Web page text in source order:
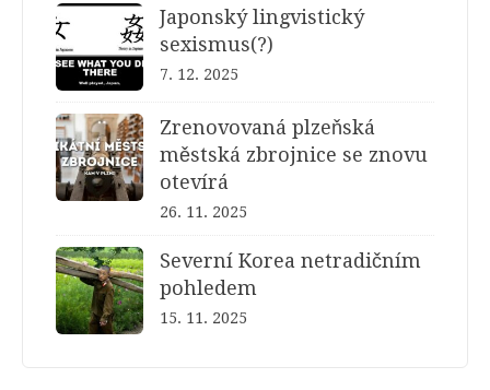
Japonský lingvistický
sexismus(?)
7. 12. 2025
Zrenovovaná plzeňská
městská zbrojnice se znovu
otevírá
26. 11. 2025
Severní Korea netradičním
pohledem
15. 11. 2025